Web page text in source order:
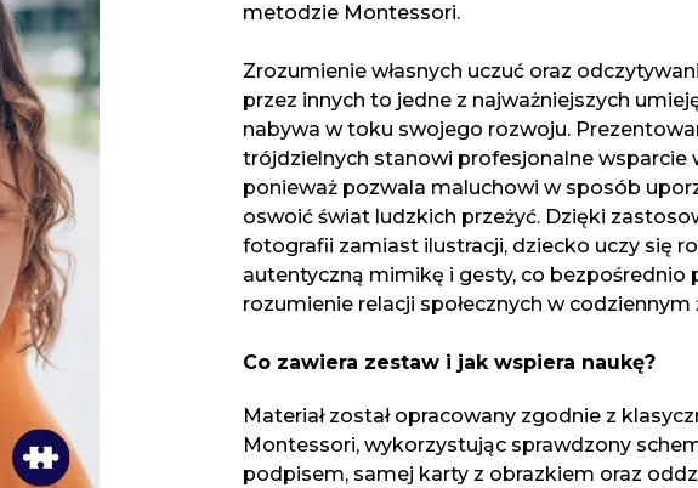
metodzie Montessori.
Zrozumienie własnych uczuć oraz
przez innych to jedne z najważniejszych
nabywa w toku swojego rozwoju.
trójdzielnych stanowi profesjonalne wsparcie
ponieważ pozwala maluchowi w sposób
oswoić świat ludzkich przeżyć. Dzięki
fotografii zamiast ilustracji, dziecko uczy się
autentyczną mimikę i gesty, co bezpośrednio
rozumienie relacji społecznych w codziennym
Co zawiera zestaw i jak wspiera naukę?
Materiał został opracowany zgodnie z
Montessori, wykorzystując sprawdzony
podpisem, samej karty z obrazkiem oraz